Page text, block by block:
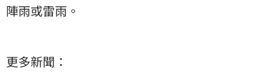
陣雨或雷雨。
更多新聞：